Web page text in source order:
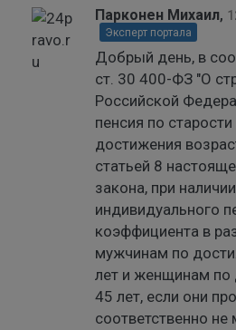
Парконен Михаил,
Эксперт портала
Добрый день, в
ст. 30 400-ФЗ "О
Российской
пенсия по
достижения
статьей 8
закона, при
индивидуального
коэффициента в
мужчинам по
лет и женщинам по
45 лет, если они
соответственно не